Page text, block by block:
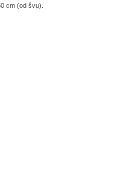
cm (od švu).